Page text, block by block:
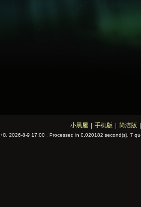
小黑屋 手机版 简洁版
2026-8-9 17:00, Processed in 0.020182 second(s), 7